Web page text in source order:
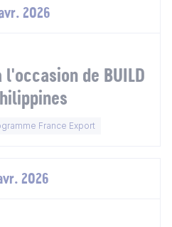
2026
de BUILD
France Export
2026